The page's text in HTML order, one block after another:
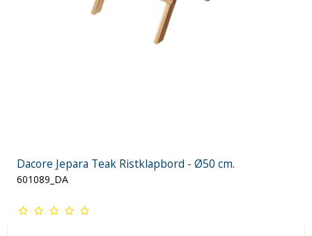
Dacore Jepara Teak Ristklapbord - Ø50 cm.
601089_DA